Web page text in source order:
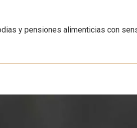
y pensiones alimenticias con